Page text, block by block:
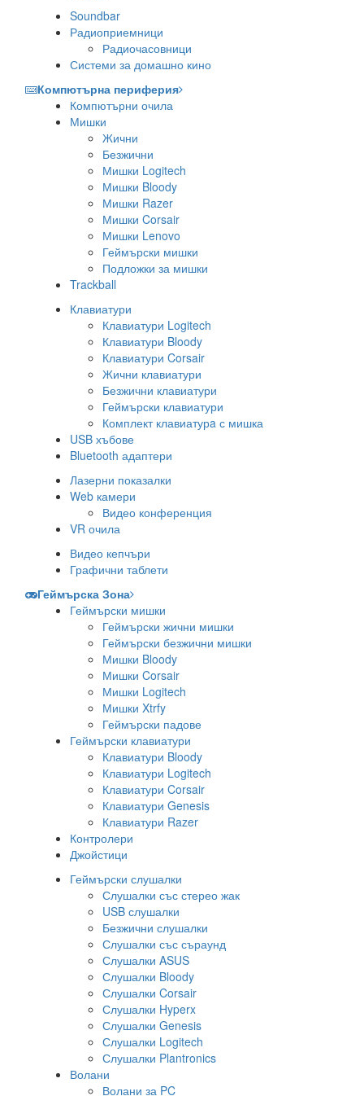
Soundbar
Радиоприемници
Радиочасовници
Системи за домашно кино
Компютърна периферия
Компютърни очила
Мишки
Жични
Безжични
Мишки Logitech
Мишки Bloody
Мишки Razer
Мишки Corsair
Мишки Lenovo
Геймърски мишки
Подложки за мишки
Trackball
Клавиатури
Клавиатури Logitech
Клавиатури Bloody
Клавиатури Corsair
Жични клавиатури
Безжични клавиатури
Геймърски клавиатури
Комплект клавиатурa с мишка
USB хъбове
Bluetooth адаптери
Лазерни показалки
Web камери
Видео конференция
VR очила
Видео кепчъри
Графични таблети
Геймърска Зона
Геймърски мишки
Геймърски жични мишки
Геймърски безжични мишки
Мишки Bloody
Мишки Corsair
Мишки Logitech
Мишки Xtrfy
Геймърски падове
Геймърски клавиатури
Клавиатури Bloody
Клавиатури Logitech
Клавиатури Corsair
Клавиатури Genesis
Клавиатури Razer
Контролери
Джойстици
Геймърски слушалки
Слушалки със стерео жак
USB слушалки
Безжични слушалки
Слушалки със съраунд
Слушалки ASUS
Слушалки Bloody
Слушалки Corsair
Слушалки Hyperx
Слушалки Genesis
Слушалки Logitech
Слушалки Plantronics
Волани
Волани за PC